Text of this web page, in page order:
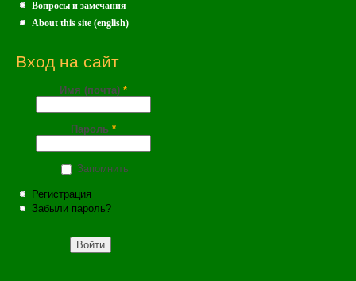
Вопросы и замечания
About this site (english)
Вход на сайт
Имя (почта) *
Пароль *
Запомнить
Регистрация
Забыли пароль?